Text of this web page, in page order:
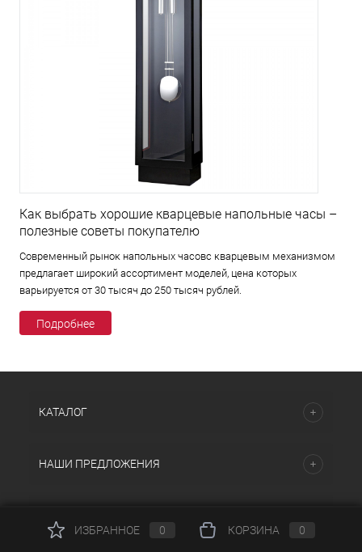
Как выбрать хорошие кварцевые напольные часы –
полезные советы покупателю
Современный рынок напольных часовс кварцевым механизмом
предлагает широкий ассортимент моделей, цена которых
варьируется от 30 тысяч до 250 тысяч рублей.
Подробнее
КАТАЛОГ
НАШИ ПРЕДЛОЖЕНИЯ
ИЗБРАННОЕ
0 КОРЗИНА 0